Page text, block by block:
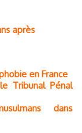
après
en France
Tribunal Pénal
dans